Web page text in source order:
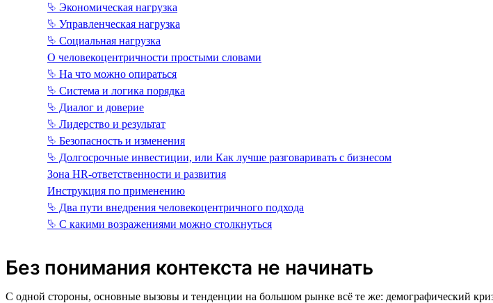
⮱ Экономическая нагрузка
⮱ Управленческая нагрузка
⮱ Социальная нагрузка
О человекоцентричности простыми словами
⮱ На что можно опираться
⮱ Система и логика порядка
⮱ Диалог и доверие
⮱ Лидерство и результат
⮱ Безопасность и изменения
⮱ Долгосрочные инвестиции, или Как лучше разговаривать с бизнесом
Зона HR-ответственности и развития
Инструкция по применению
⮱ Два пути внедрения человекоцентричного подхода
⮱ С какими возражениями можно столкнуться
Без понимания контекста не начинать
С одной стороны, основные вызовы и тенденции на большом рынке всё те же: демографический